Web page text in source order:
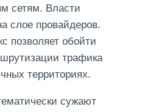
сетям. Власти
слое провайдеров.
позволяет обойти
трафика
территориях.
сужают